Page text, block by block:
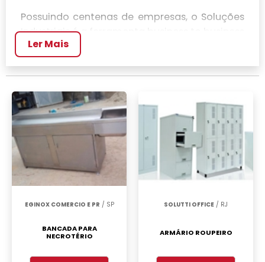
Possuindo centenas de empresas, o Soluções
Industriais é a ferramenta business to business
mais completo da área industrial. Para
realizar um orçamento de Armário de aço 6
portas Campinas, clique em um ou mais dos
anuciantes a seguir:
Ler Mais
EGINOX COMERCIO E PR / SP
BANCADA PARA
NECROTÉRIO
SOLUTTI OFFICE / RJ
ARMÁRIO ROUPEIRO